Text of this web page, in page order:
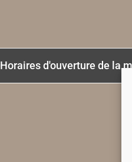
Horaires d'ouverture de la